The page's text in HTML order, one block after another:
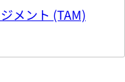
メント (TAM)